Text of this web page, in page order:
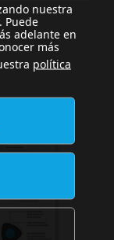
nuestra
Puede
adelante en
más
política